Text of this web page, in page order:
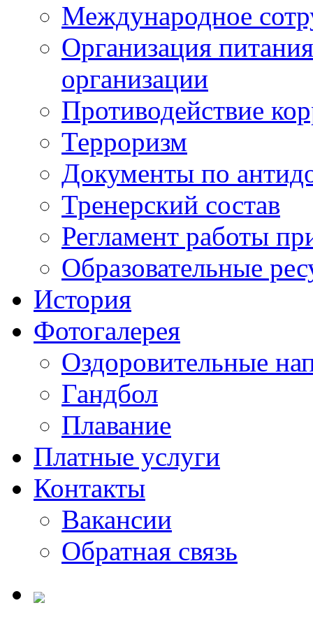
Международное
Организация
организации
Противодействие
Терроризм
Документы по
Тренерский состав
Регламент работы
Образовательные
История
Фотогалерея
Оздоровительные
Гандбол
Плавание
Платные услуги
Контакты
Вакансии
Обратная связь